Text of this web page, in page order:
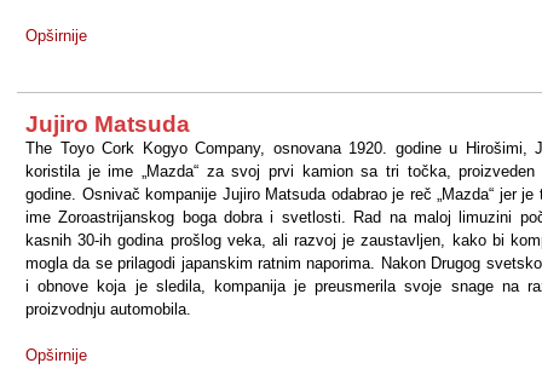
Opširnije
Jujiro Matsuda
The Toyo Cork Kogyo Company, osnovana 1920. godine u Hirošimi,
koristila je ime „Mazda“ za svoj prvi kamion sa tri točka, proizveden
godine. Osnivač kompanije Jujiro Matsuda odabrao je reč „Mazda“ jer je
ime Zoroastrijanskog boga dobra i svetlosti. Rad na maloj limuzini
kasnih 30-ih godina prošlog veka, ali razvoj je zaustavljen, kako bi
mogla da se prilagodi japanskim ratnim naporima. Nakon Drugog
i obnove koja je sledila, kompanija je preusmerila svoje snage na
proizvodnju automobila.
Opširnije